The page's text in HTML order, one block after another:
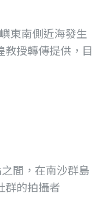
東南側近海發生
授轉傳提供，目
間，在南沙群島
群的拍攝者